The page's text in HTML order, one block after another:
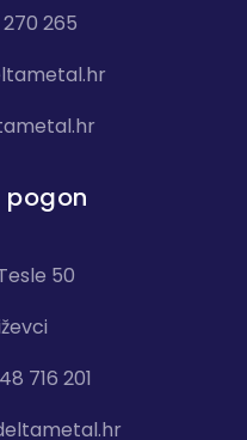
265
pogon
50
716 201